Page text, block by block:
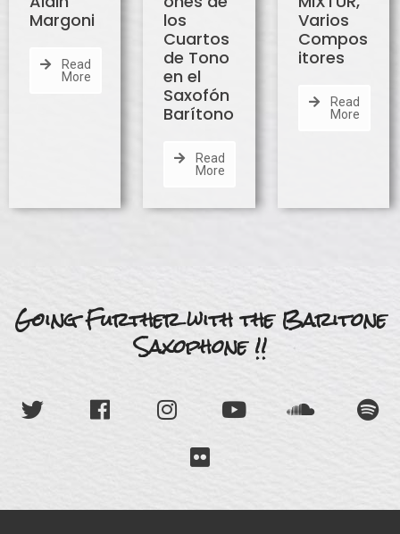
Margoni
Read
More
los
Cuartos
de Tono
en el
Saxofón
Barítono
Read
More
Varios
Compos
itores
Read
More
Going Further with the Baritone
Saxophone !!